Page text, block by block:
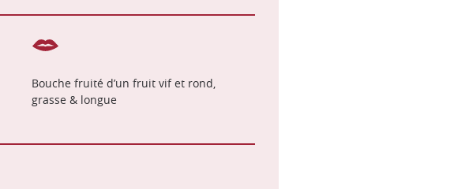
Bouche fruité d’un fruit vif et rond,
grasse & longue